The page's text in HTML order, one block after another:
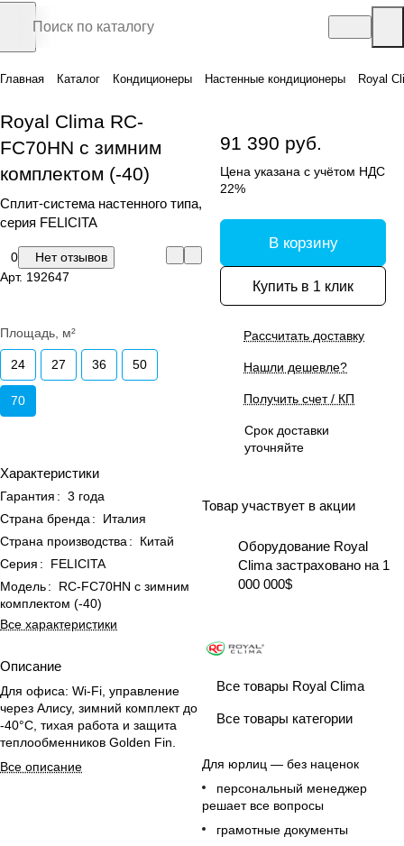
Главная Каталог Кондиционеры Настенные кондиционеры Royal
Royal Clima RC-
FC70HN с зимним
комплектом (-40)
Сплит-система настенного типа,
серия FELICITA
0
Нет отзывов
Арт. 192647
Площадь, м²
24 27 36 50
70
Характеристики
Гарантия : 3 года
Страна бренда :
Италия
Страна производства :
Китай
Серия :
FELICITA
Модель:
RC-FC70HN с зимним
комплектом (-40)
Все характеристики
Описание
Для офиса: Wi-Fi, управление
через Алису, зимний комплект до
-40°C, тихая работа и защита
теплообменников Golden Fin.
Все описание
91 390 руб.
Цена указана с учётом НДС
22%
В корзину
Купить в 1 клик
Рассчитать доставку
Нашли дешевле?
Получить счет / КП
Срок доставки
уточняйте
Товар участвует в акции
Оборудование Royal
Clima застраховано на 1
000 000$
Все товары Royal Clima
Все товары категории
Для юрлиц — без наценок
персональный менеджер
решает все вопросы
грамотные документы